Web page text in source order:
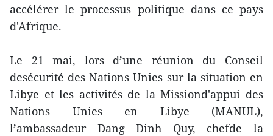
accélérer le processus politique dans ce pays
d'Afrique.
Le 21 mai, lors d’une réunion du Conseil
desécurité des Nations Unies sur la situation en
Libye et les activités de la Missiond'appui des
Nations Unies en Libye (MANUL),
l’ambassadeur Dang Dinh Quy, chefde la